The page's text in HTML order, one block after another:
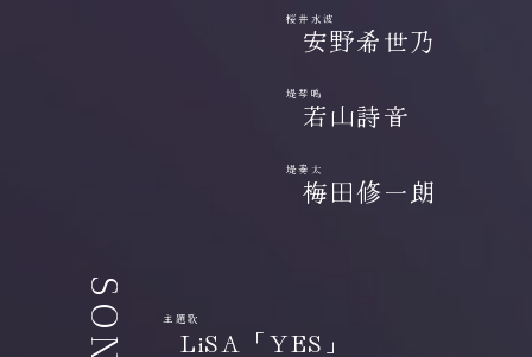
桜井水波
安野希世乃
堤琴鳴
若山詩音
堤奏太
梅田修一朗
主題歌
LiSA「YES」